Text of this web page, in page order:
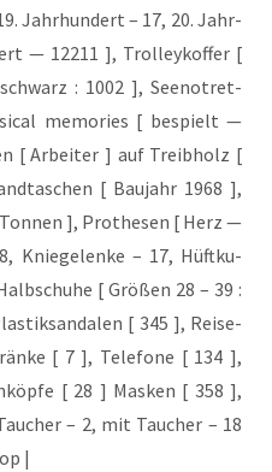
Jahr­hun­dert – 17, 20. Jahr­
— 12211 ], Trol­ley­kof­fer [
: 1002 ], See­not­ret­
memo­ries [ bespielt —
[ Arbei­ter ] auf Treib­holz [
[ Bau­jahr 1968 ],
], Pro­the­sen [ Herz —
Knie­ge­len­ke – 17, Hüft­ku­
[ Grö­ßen 28 – 39 :
[ 345 ], Rei­se­
[ 7 ], Tele­fo­ne [ 134 ],
[ 28 ] Mas­ken [ 358 ],
– 2, mit Tau­cher – 18
|